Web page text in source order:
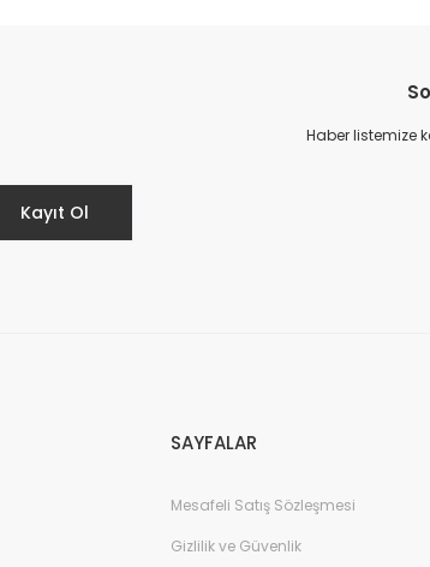
Kayıt Ol
Haber listemize
SAYFALAR
Mesafeli Satış Sözleşmesi
Gizlilik ve Güvenlik